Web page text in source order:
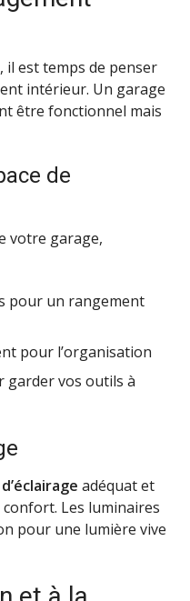
il est temps de penser
intérieur. Un garage
être fonctionnel mais
de
votre garage,
pour un rangement
pour l’organisation
garder vos outils à
adéquat et
Les luminaires
pour une lumière vive